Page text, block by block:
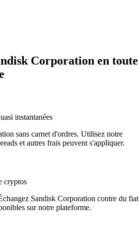
Corporation en toute
instantanées
sans carnet d'ordres. Utilisez notre
et autres frais peuvent s'appliquer.
cryptos
Sandisk Corporation contre du fiat
sur notre plateforme.